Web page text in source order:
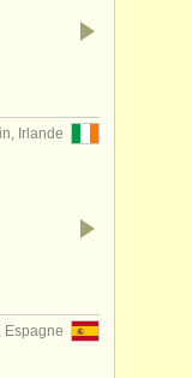
Irlande
Espagne